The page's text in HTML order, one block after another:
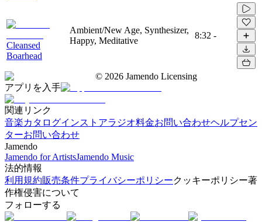
Cleansed
Boarhead
Ambient/New Age, Synthesizer,
Happy, Meditative
8:32 -
© 2026 Jamendo Licensing
アプリを入手
関連リンク
音楽カタログインストアラジオ料金お問い合わせヘルプセン
ターお問い合わせ
Jamendo
Jamendo for ArtistsJamendo Music
法的情報
利用規約販売条件プライバシーポリシークッキーポリシー著
作権侵害について
フォローする